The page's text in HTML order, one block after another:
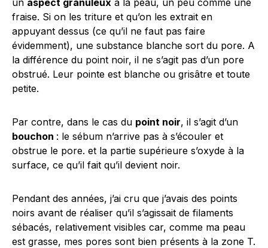
fraise. Si on les triture et qu’on les extrait en
appuyant dessus (ce qu’il ne faut pas faire
évidemment), une substance blanche sort du pore. A
la différence du point noir, il ne s’agit pas d’un pore
obstrué. Leur pointe est blanche ou grisâtre et toute
petite.
Par contre, dans le cas du point noir, il s’agit d’un
bouchon : le sébum n’arrive pas à s’écouler et
obstrue le pore. et la partie supérieure s’oxyde à la
surface, ce qu’il fait qu’il devient noir.
Pendant des années, j’ai cru que j’avais des points
noirs avant de réaliser qu’il s’agissait de filaments
sébacés, relativement visibles car, comme ma peau
est grasse, mes pores sont bien présents à la zone T.